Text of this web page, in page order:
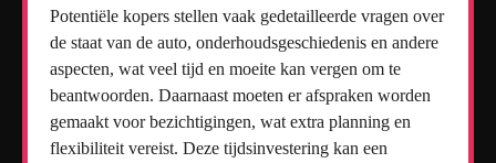
Potentiële kopers stellen vaak gedetailleerde vragen over
de staat van de auto, onderhoudsgeschiedenis en andere
aspecten, wat veel tijd en moeite kan vergen om te
beantwoorden. Daarnaast moeten er afspraken worden
gemaakt voor bezichtigingen, wat extra planning en
flexibiliteit vereist. Deze tijdsinvestering kan een